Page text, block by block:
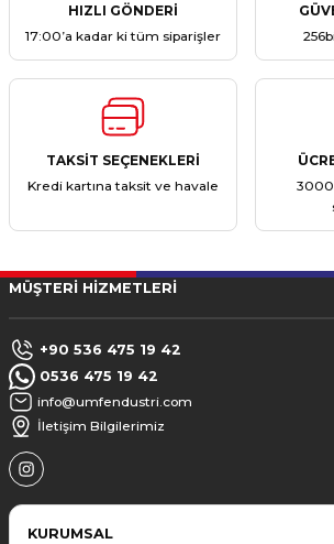
HIZLI GÖNDERİ
17:00’a kadar ki tüm siparişler
TAKSİT SEÇENEKLERİ
Kredi kartına taksit ve havale
3000
MÜŞTERİ HİZMETLERİ
+90 536 475 19 42
0536 475 19 42
info@umfendustri.com
İletişim Bilgilerimiz
KURUMSAL